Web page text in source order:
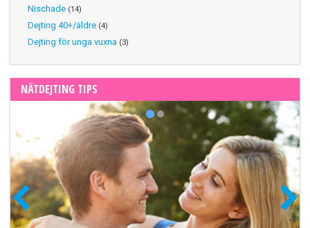
Nischade (14)
Dejting 40+/äldre (4)
Dejting för unga vuxna (3)
NÄTDEJTING TIPS